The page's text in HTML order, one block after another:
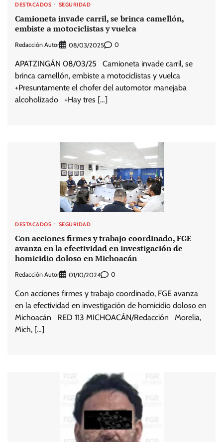
DESTACADOS SEGURIDAD
Camioneta invade carril, se brinca camellón,
embiste a motociclistas y vuelca
Redacción Autor 08/03/2025 0
APATZINGÁN 08/03/25 Camioneta invade carril, se
brinca camellón, embiste a motociclistas y vuelca
+Presuntamente el chofer del automotor manejaba
alcoholizado +Hay tres […]
DESTACADOS SEGURIDAD
Con acciones firmes y trabajo coordinado, FGE
avanza en la efectividad en investigación de
homicidio doloso en Michoacán
Redacción Autor 01/10/2024 0
Con acciones firmes y trabajo coordinado, FGE avanza
en la efectividad en investigación de homicidio doloso en
Michoacán RED 113 MICHOACÁN/Redacción Morelia,
Mich, […]